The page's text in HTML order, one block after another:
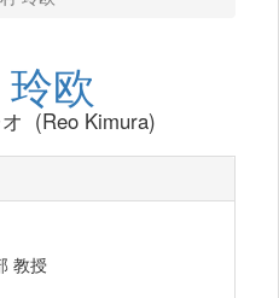
欧
(Reo Kimura)
教授